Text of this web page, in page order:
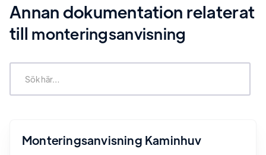
Annan dokumentation relaterat
till monteringsanvisning
Monteringsanvisning Kaminhuv